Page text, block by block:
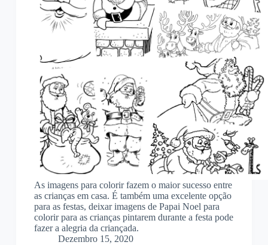
As imagens para colorir fazem o maior sucesso entre
as crianças em casa. É também uma excelente opção
para as festas, deixar imagens de Papai Noel para
colorir para as crianças pintarem durante a festa pode
fazer a alegria da criançada.
Dezembro 15, 2020